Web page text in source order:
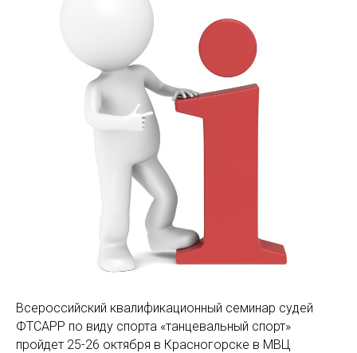
Всероссийский квалификационный семинар судей
ФТСАРР по виду спорта «танцевальный спорт»
пройдет 25-26 октября в Красногорске в МВЦ